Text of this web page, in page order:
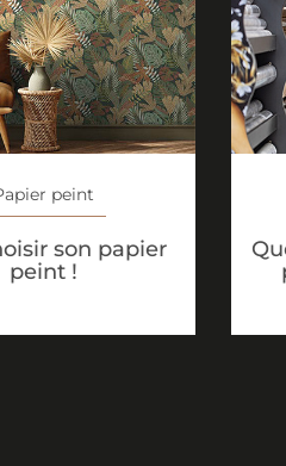
peint
son papier
peint !